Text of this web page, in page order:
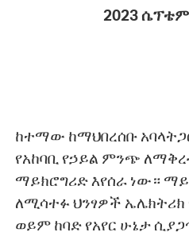
2023
ከተማው ከማህበረሰቡ
የአከባቢ የኃይል ምንጭ
ማይክሮግሪድ እየሰራ ነው።
ለሚሳተፉ ህንፃዎች ኤሌክትሪክ
ወይም ከባድ የአየር ሁኔታ